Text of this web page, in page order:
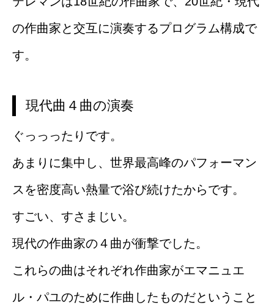
の作曲家と交互に演奏するプログラム構成で
す。
現代曲４曲の演奏
ぐっっったりです。
あまりに集中し、世界最高峰のパフォーマン
スを密度高い熱量で浴び続けたからです。
すごい、すさまじい。
現代の作曲家の４曲が衝撃でした。
これらの曲はそれぞれ作曲家がエマニュエ
ル・パユのために作曲したものだということ